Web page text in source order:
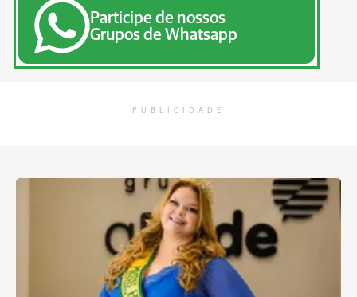
Participe de nossos
Grupos de Whatsapp
PUBLICIDADE